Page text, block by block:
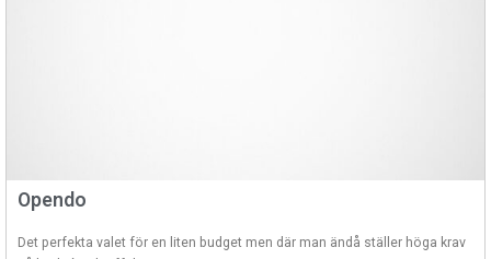
Opendo
Det perfekta valet för en liten budget men där man ändå ställer höga krav